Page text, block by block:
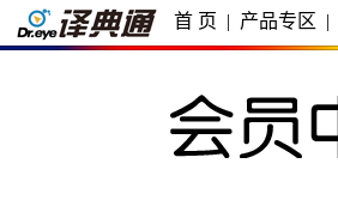
首 页 | 产品专区 |